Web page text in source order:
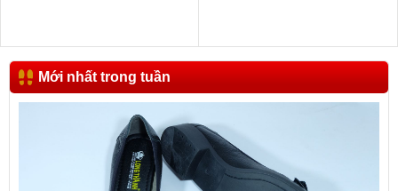
Mới nhất trong tuần